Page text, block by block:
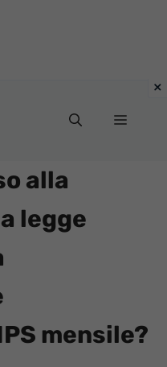
Menu
alla
legge
mensile?